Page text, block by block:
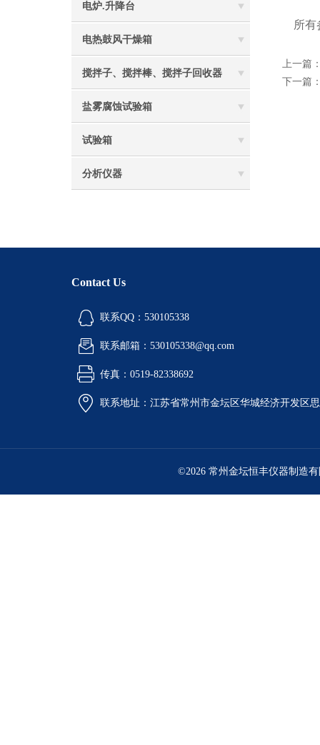
电炉.升降台
电热鼓风干燥箱
搅拌子、搅拌棒、搅拌子回收器
盐雾腐蚀试验箱
试验箱
分析仪器
所有
上一篇
下一篇
Contact Us
联系QQ：530105338
联系邮箱：530105338@qq.com
传真：0519-82338692
联系地址：江苏省常州市金坛区华城经济开发区
©2026 常州金坛恒丰仪器制造